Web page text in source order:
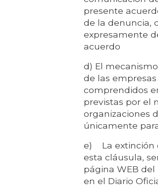
presente
de la denuncia,
expresamente
acuerdo
d) El
de las
comprendidos
previstas por el
organizaciones
únicamente
e) La extinción
esta cláusula,
página WEB
en el Diario